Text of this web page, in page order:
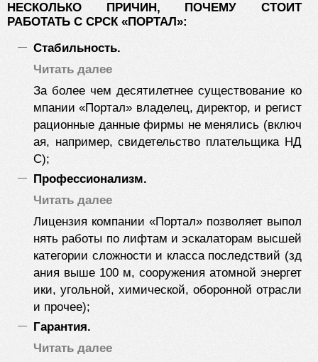
НЕСКОЛЬКО ПРИЧИН, ПОЧЕМУ СТОИТ
РАБОТАТЬ С СРСК «ПОРТАЛ»:
Стабильность.
Читать далее
За более чем десятилетнее существование ко
мпании «Портал» владелец, директор, и регист
рационные данные фирмы не менялись (включ
ая, например, свидетельство плательщика НД
С);
Профессионализм.
Читать далее
Лицензия компании «Портал» позволяет выпол
нять работы по лифтам и эскалаторам высшей
категории сложности и класса последствий (зд
ания выше 100 м, сооружения атомной энергет
ики, угольной, химической, оборонной отрасли
и прочее);
Гарантия.
Читать далее